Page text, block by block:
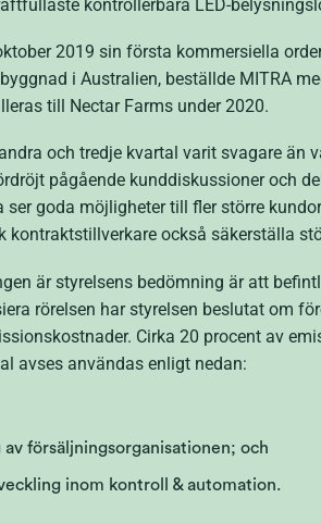
kontrollerbara LED-
2019 sin första kommersiella
i Australien, beställde MITRA
till Nectar Farms under 2020.
och tredje kvartal varit svagare
pågående kunddiskussioner och
ser goda möjligheter till fler större
också säkerställa
är styrelsens bedömning är att
rörelsen har styrelsen beslutat om
Cirka 20 procent av
avses användas enligt nedan:
försäljningsorganisationen; och
inom kontroll & automation.